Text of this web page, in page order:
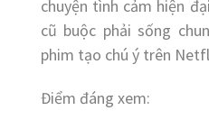
chuyện tình cảm hiện
cũ buộc phải sống
phim tạo chú ý trên
Điểm đáng xem: